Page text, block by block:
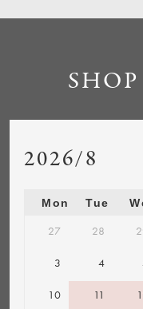
2026/8
Mon Tue
27 28
3 4
10 11